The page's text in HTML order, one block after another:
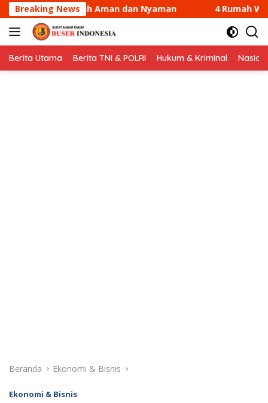
Langsung
ke
konten
Breaking News
Nyaman 4 Rumah Warga di Sungai Guntung
Berita Utama Berita TNI & POLRI Hukum & Kriminal
Beranda Ekonomi & Bisnis
Ekonomi & Bisnis